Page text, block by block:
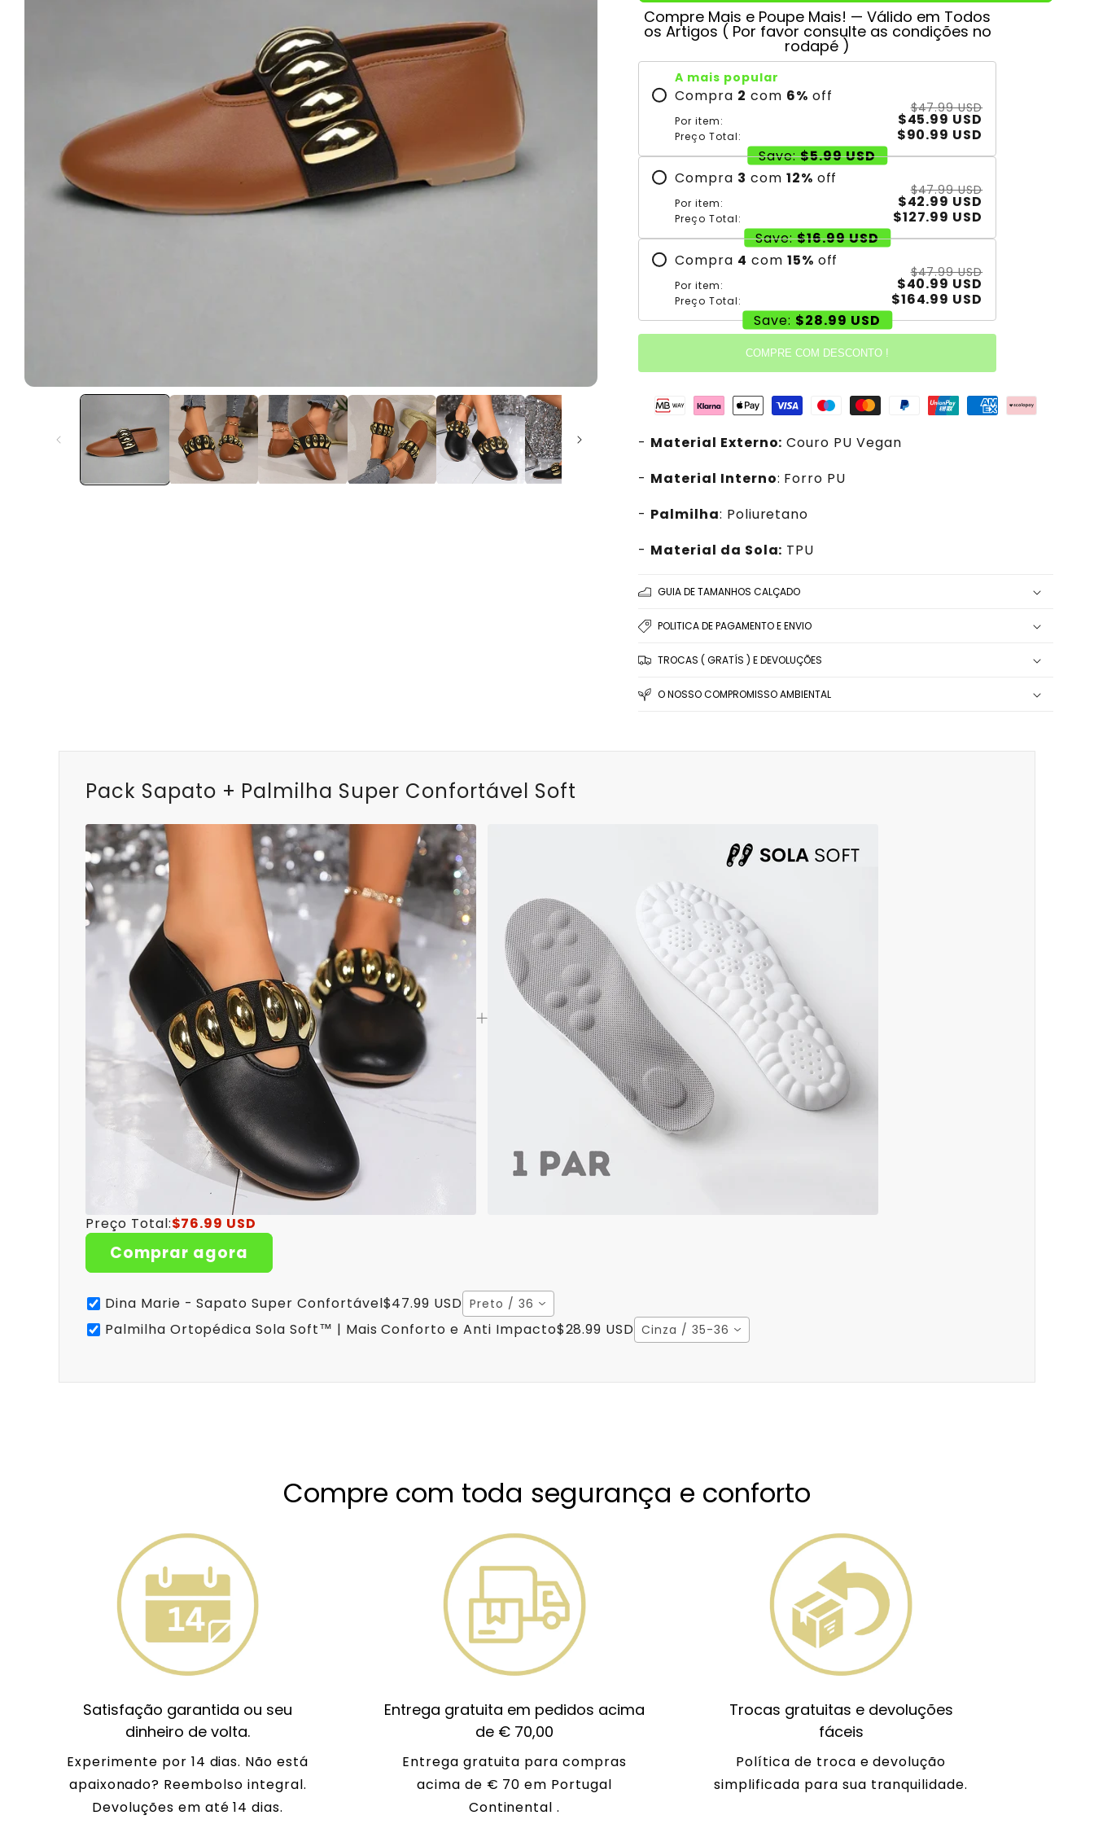
Compre Mais e Poupe Mais! — Válido em Todos
os Artigos ( Por favor consulte as condições no
rodapé )
A mais popular
Compra 2 com 6% off
Por item:
$47.99 USD
$45.99 USD
Preço Total:
$90.99 USD
Save: $5.99 USD
Compra 3 com 12% off
Por item:
$47.99 USD
$42.99 USD
Preço Total:
$127.99 USD
Save: $16.99 USD
Compra 4 com 15% off
Por item:
$47.99 USD
$40.99 USD
Preço Total:
$164.99 USD
Save: $28.99 USD
COMPRE COM DESCONTO !
- Material Externo: Couro PU Vegan
- Material Interno: Forro PU
- Palmilha: Poliuretano
- Material da Sola: TPU
GUIA DE TAMANHOS CALÇADO
POLITICA DE PAGAMENTO E ENVIO
TROCAS ( GRATÍS ) E DEVOLUÇÕES
O NOSSO COMPROMISSO AMBIENTAL
Pack Sapato + Palmilha Super Confortável Soft
Preço Total:$76.99 USD
Comprar agora
Dina Marie - Sapato Super Confortável$47.99 USD Preto / 36
Palmilha Ortopédica Sola Soft™ | Mais Conforto e Anti Impacto$28.99 USD Cinza / 35-36
Compre com toda segurança e conforto
Satisfação garantida ou seu
dinheiro de volta.
Experimente por 14 dias. Não está
apaixonado? Reembolso integral.
Devoluções em até 14 dias.
Entrega gratuita em pedidos acima
de € 70,00
Entrega gratuita para compras
acima de € 70 em Portugal
Continental .
Trocas gratuitas e devoluções
fáceis
Política de troca e devolução
simplificada para sua tranquilidade.